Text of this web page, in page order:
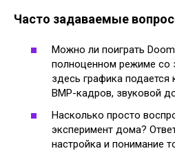
Часто задаваемые
Можно ли поиграть
полноценном режиме со
здесь графика подается
BMP-кадров, звуковой
Насколько просто
эксперимент дома?
настройка и понимание